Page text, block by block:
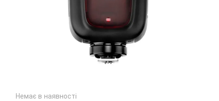
Немає в наявності